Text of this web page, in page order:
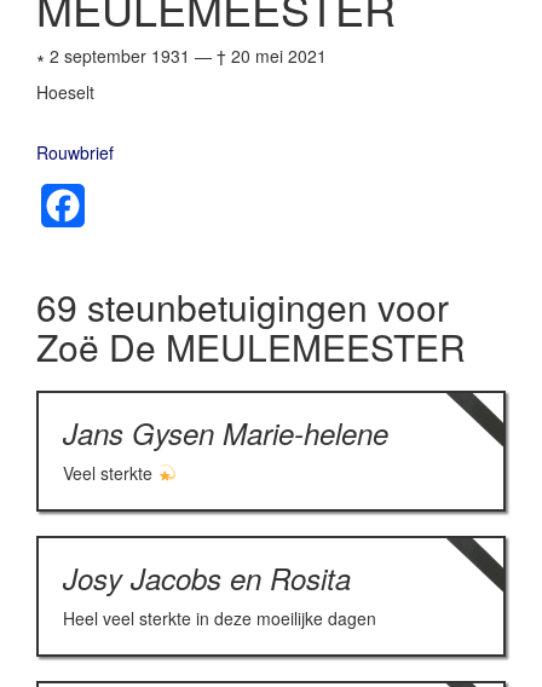
∗ 2 september 1931 — † 20 mei 2021
Hoeselt
Rouwbrief
69 steunbetuigingen voor
Zoë De MEULEMEESTER
Jans Gysen Marie-helene
Veel sterkte
Josy Jacobs en Rosita
Heel veel sterkte in deze moeilijke dagen